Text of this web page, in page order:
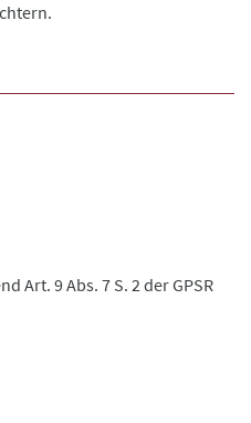
Art. 9 Abs. 7 S. 2 der GPSR